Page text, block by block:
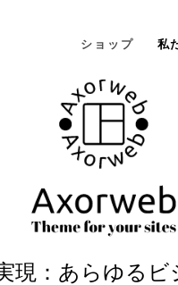
ショップ 私
現：あらゆる